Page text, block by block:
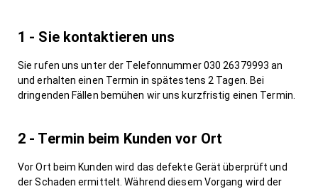
1 - Sie kontaktieren uns
Sie rufen uns unter der Telefonnummer 030 26379993 an
und erhalten einen Termin in spätestens 2 Tagen. Bei
dringenden Fällen bemühen wir uns kurzfristig einen Termin.
2 - Termin beim Kunden vor Ort
Vor Ort beim Kunden wird das defekte Gerät überprüft und
der Schaden ermittelt. Während diesem Vorgang wird der